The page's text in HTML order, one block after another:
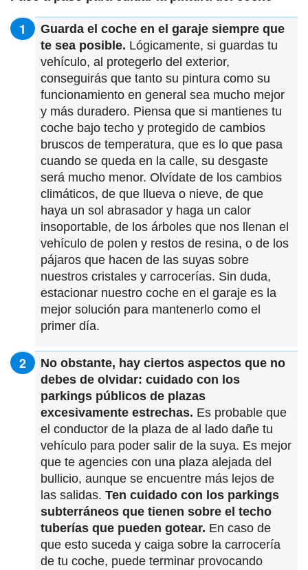
Guarda el coche en el garaje siempre que
te sea posible. Lógicamente, si guardas tu
vehículo, al protegerlo del exterior,
conseguirás que tanto su pintura como su
funcionamiento en general sea mucho mejor
y más duradero. Piensa que si mantienes tu
coche bajo techo y protegido de cambios
bruscos de temperatura, que es lo que pasa
cuando se queda en la calle, su desgaste
será mucho menor. Olvídate de los cambios
climáticos, de que llueva o nieve, de que
haya un sol abrasador y haga un calor
insoportable, de los árboles que nos llenan el
vehículo de polen y restos de resina, o de los
pájaros que hacen de las suyas sobre
nuestros cristales y carrocerías. Sin duda,
estacionar nuestro coche en el garaje es la
mejor solución para mantenerlo como el
primer día.
No obstante, hay ciertos aspectos que no
debes de olvidar: cuidado con los
parkings públicos de plazas
excesivamente estrechas. Es probable que
el conductor de la plaza de al lado dañe tu
vehículo para poder salir de la suya. Es mejor
que te agencies con una plaza alejada del
bullicio, aunque se encuentre más lejos de
las salidas. Ten cuidado con los parkings
subterráneos que tienen sobre el techo
tuberías que pueden gotear. En caso de
que esto suceda y caiga sobre la carrocería
de tu coche, puede terminar provocando